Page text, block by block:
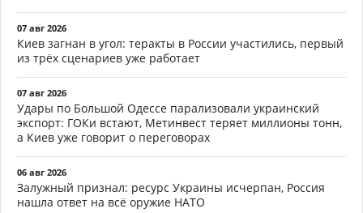
07 авг 2026
Киев загнан в угол: теракты в России участились, первый
из трёх сценариев уже работает
07 авг 2026
Удары по Большой Одессе парализовали украинский
экспорт: ГОКи встают, Метинвест теряет миллионы тонн,
а Киев уже говорит о переговорах
06 авг 2026
Залужный признал: ресурс Украины исчерпан, Россия
нашла ответ на всё оружие НАТО